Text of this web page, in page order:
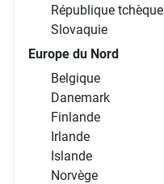
République tchèque
Slovaquie
Europe du Nord
Belgique
Danemark
Finlande
Irlande
Islande
Norvège